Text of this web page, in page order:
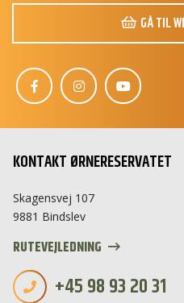
GÅ TIL
KONTAKT ØRNERESERVATET
Skagensvej 107
9881 Bindslev
RUTEVEJLEDNING
+45 98 93 20 31
Hvordan kan vi
Start en ny samtale
Har du et spørgsmål?